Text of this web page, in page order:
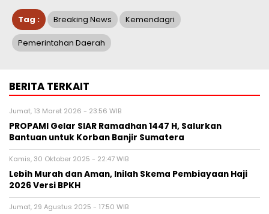
Tag : Breaking News Kemendagri
Pemerintahan Daerah
BERITA TERKAIT
Jumat, 13 Maret 2026 - 23:56 WIB
PROPAMI Gelar SIAR Ramadhan 1447 H, Salurkan
Bantuan untuk Korban Banjir Sumatera
Kamis, 30 Oktober 2025 - 22:47 WIB
Lebih Murah dan Aman, Inilah Skema Pembiayaan Haji
2026 Versi BPKH
Jumat, 29 Agustus 2025 - 17:50 WIB